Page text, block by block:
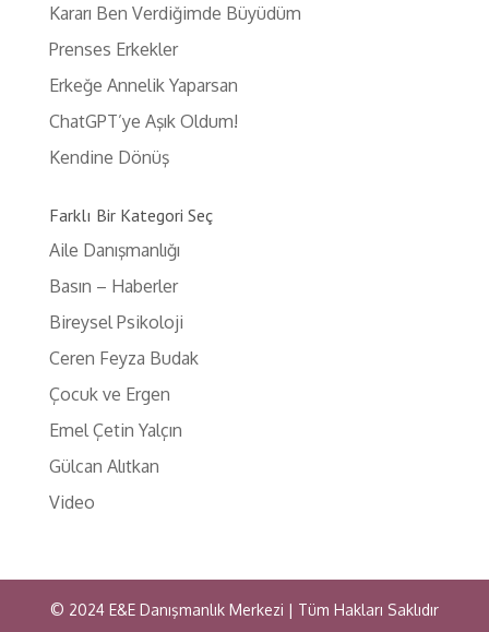
Kararı Ben Verdiğimde Büyüdüm
Prenses Erkekler
Erkeğe Annelik Yaparsan
ChatGPT’ye Aşık Oldum!
Kendine Dönüş
Farklı Bir Kategori Seç
Aile Danışmanlığı
Basın – Haberler
Bireysel Psikoloji
Ceren Feyza Budak
Çocuk ve Ergen
Emel Çetin Yalçın
Gülcan Alıtkan
Video
© 2024 E&E Danışmanlık Merkezi | Tüm Hakları Saklıdır